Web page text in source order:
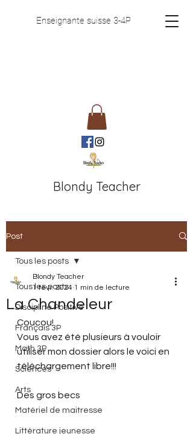
Enseignante suisse 3-4P
Blondy Teacher
Post
Tous les posts
Discipline Positive
Français 3P
Math 3P
Sciences
Arts
Matériel de maitresse
Littérature jeunesse
Tous les posts
La Chandeleur
Blondy Teacher
1 févr. 2024 1 min de lecture
Coucou!
Vous avez été plusieurs à vouloir
utiliser mon dossier alors le voici en
téléchargement libre!!!
Des gros becs